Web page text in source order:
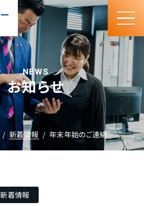
お知らせ
NEWS
新着情報 年末年始のご連絡
新着情報